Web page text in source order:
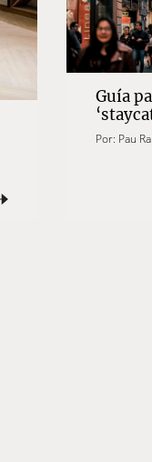
Guía
Por: Pau